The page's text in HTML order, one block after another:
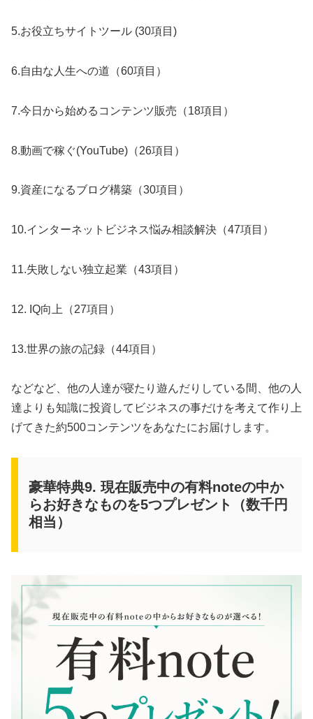
5.お役立ちサイトツール (30項目)
6.自由な人生への道（60項目）
7.今日から始めるコンテンツ販売（18項目）
8.動画で稼ぐ(YouTube)（26項目）
9.資産になるブログ構築（30項目）
10.インターネットビジネス悩み相談解決（47項目）
11.失敗しない独立起業（43項目）
12. IQ向上（27項目）
13.世界の旅の記録（44項目）
などなど、他の人達が寝たり遊んだりしている間、他の人
達よりも知識に投資してビジネスの事だけを考えて作り上
げてきた約500コンテンツをあなたにお届けします。
豪華特典9. 現在販売中の有料noteの中か
らお好きなものを5つプレゼント（数千円
相当）